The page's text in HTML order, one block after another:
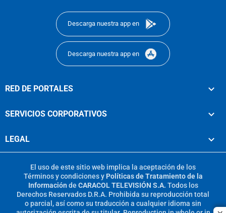
Descarga nuestra app en
Descarga nuestra app en
RED DE PORTALES
SERVICIOS CORPORATIVOS
LEGAL
El uso de este sitio web implica la aceptación de los
Términos y condicionesy Políticas de Tratamiento de la
Información de CARACOL TELEVISIÓN S.A. Todos los
Derechos Reservados D.R.A. Prohibida su reproducción total
o parcial, así como su traducción a cualquier idioma sin